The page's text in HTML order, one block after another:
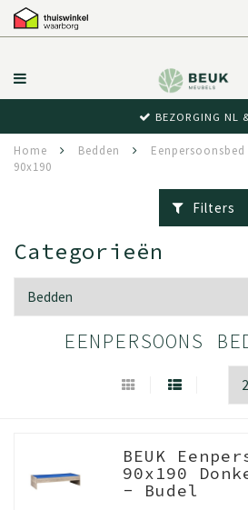
BEZORGING NL
Home Bedden Eenpersoonsbed
90x190
Filters
Categorieën
EENPERSOONS
BEUK
90x190
- Budel